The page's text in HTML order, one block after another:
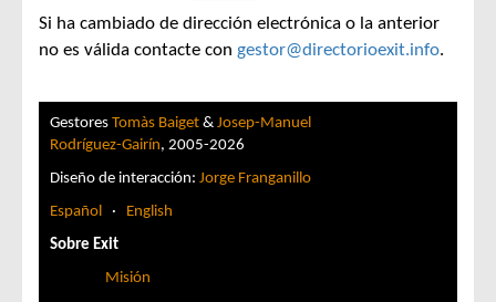
Si ha cambiado de dirección electrónica o la anterior
no es válida contacte con gestor@directorioexit.info.
Gestores Tomàs Baiget & Josep-Manuel
Rodríguez-Gairín, 2005-2026
Diseño de interacción: Jorge Franganillo
Español · English
Sobre Exit
Misión